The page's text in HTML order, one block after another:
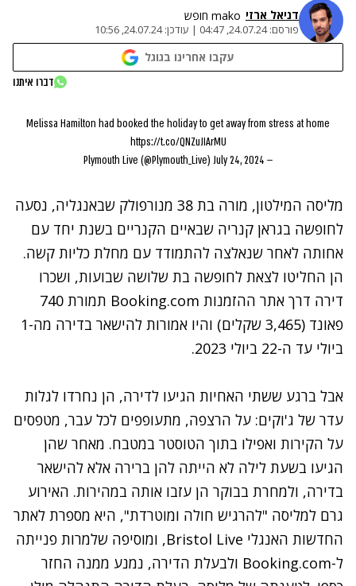
דניאל ארזי mako חופש
פורסם:24.07.24, 04:47
| עודכן:24.07.24, 10:56
עקבו אחרינו בגוגל
דברו איתנו
Melissa Hamilton had booked the holiday to get away from stress at home
https://t.co/QNZuJIArMU
— Plymouth Live (@Plymouth_Live)
July 24, 2024
מליסה המילטון, מורה בת 38 מנורפולק שבאנגליה, נסעה
לחופשה בגראן קנריה שבאיים הקנריים בשנת יחד עם
אחותה לאחר שנאלצה להתמודד עם מחלת כליות קשה.
הן החליטו לצאת לחופשה בת שלושה שבועות, ושכרו
דירה דרך אתר ההזמנות Booking.com תמורת 740
פאונד (3,465 שקלים) והיו אמורות להישאר בדירה מה-1
ביולי עד ה-22 ביולי 2023.
אבל ברגע ששתי האחיות הגיעו לדירה, הן נחרדו לגלות
עדר של ג'וקים: על הרצפה, מתעופפים לכל עבר, מטפסים
על הקירות ואפילו בתוך הטוסטר במטבח. מאחר שהן
הגיעו בשעת לילה לא הייתה להן ברירה אלא להישאר
בדירה, ולמחרת בבוקר הן עזבו אותה במהירות. האירוע
גרם למליסה "להרגיש חולה ומוטרדת", היא מספרת לאתר
החדשות האנגלי Bristol Live, ומוסיפה שלמרות פנייתה
ל-Booking.com ולבעלת הדירה, נמנע ממנה החזר